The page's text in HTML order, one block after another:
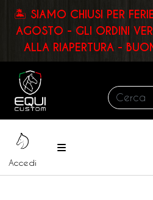
🏝️ SIAMO CHIUSI PER
AGOSTO - GLI ORDINI
ALLA RIAPERTURA -
Cerca:
Accedi
Menu